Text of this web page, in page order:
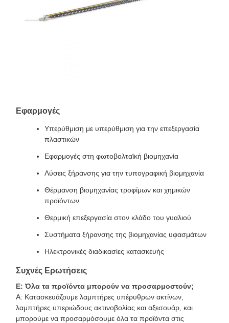
Εφαρμογές
Υπερύθμιση με υπερύθμιση για την επεξεργασία
πλαστικών
Εφαρμογές στη φωτοβολταϊκή βιομηχανία
Λύσεις ξήρανσης για την τυπογραφική βιομηχανία
Θέρμανση βιομηχανίας τροφίμων και χημικών
προϊόντων
Θερμική επεξεργασία στον κλάδο του γυαλιού
Συστήματα ξήρανσης της βιομηχανίας υφασμάτων
Ηλεκτρονικές διαδικασίες κατασκευής
Συχνές Ερωτήσεις
Ε: Όλα τα προϊόντα μπορούν να προσαρμοστούν;
Α: Κατασκευάζουμε λαμπτήρες υπέρυθρων ακτίνων,
λαμπτήρες υπεριώδους ακτινοβολίας και αξεσουάρ, και
μπορούμε να προσαρμόσουμε όλα τα προϊόντα στις